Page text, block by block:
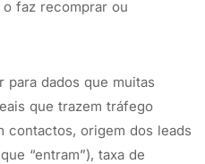
faz recomprar ou
para dados que muitas
que trazem tráfego
contactos, origem dos leads
“entram”), taxa de